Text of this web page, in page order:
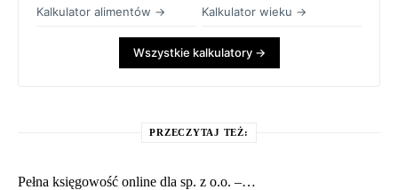
Kalkulator alimentów → Kalkulator wieku →
Wszystkie kalkulatory →
PRZECZYTAJ TEŻ:
Pełna księgowość online dla sp. z o.o. –…